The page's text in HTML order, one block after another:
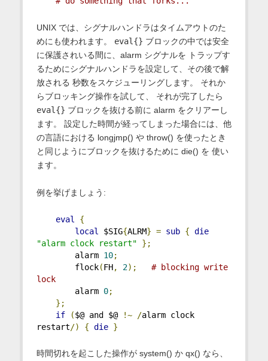
UNIX では、シグナルハンドラはタイムアウトのた
めにも使われます。 eval{} ブロックの中では安全
に保護されいる間に、alarm シグナルを トラップす
るためにシグナルハンドラを設定して、その後で解
放される 秒数をスケジューリングします。 それか
らブロッキング操作を試して、 それが完了したら
eval{} ブロックを抜ける前に alarm をクリアーし
ます。 設定した時間が経ってしまった場合には、他
の言語における longjmp() や throw() を使ったとき
と同じようにブロックを抜けるために die() を 使い
ます。
例を挙げましょう:
eval
{
local
$SIG{ALRM} = sub { die
"alarm clock restart"
};
alarm 10;
flock(FH, 2);
# blocking write
lock
alarm 0;
};
if
($@ and $@ !~ /alarm clock
restart/) { die }
時間切れを起こした操作が system() か qx() なら、